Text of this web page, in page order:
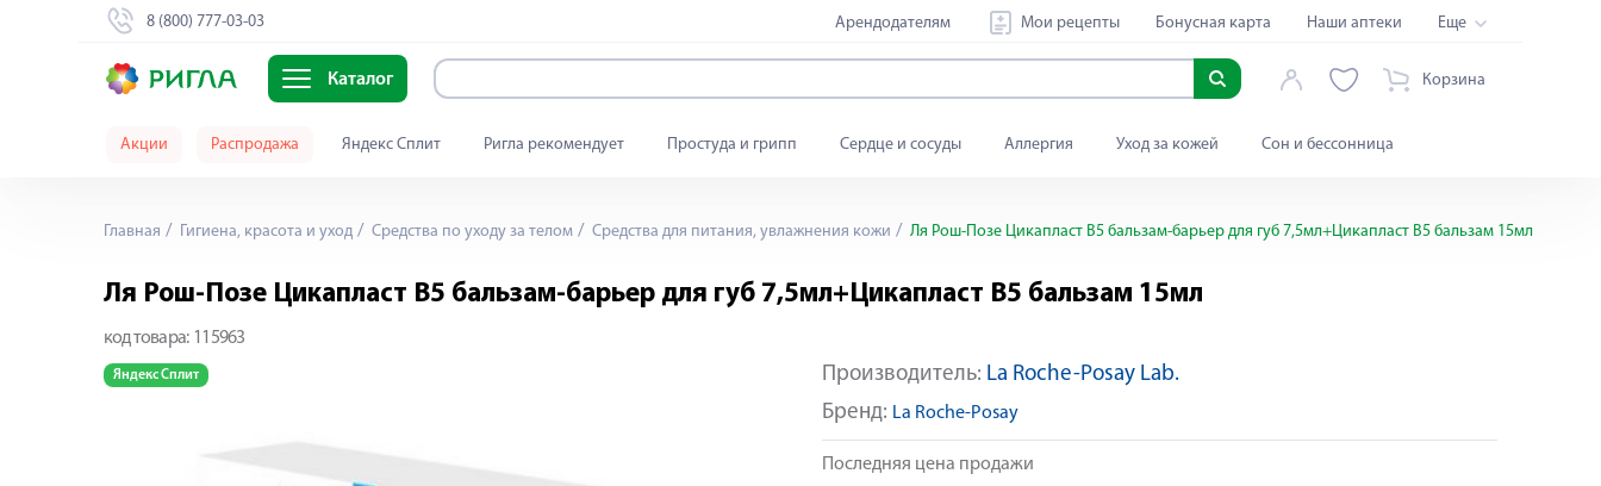
8 (800) 777-03-03 Арендодателям Мои рецепты Бонусная карта Наши аптеки Еще
Каталог Корзина
Акции Распродажа Яндекс Сплит Ригла рекомендует Простуда и грипп Сердце и сосуды Аллергия Уход за кожей Сон и бессонница
Главная Гигиена, красота и уход Средства по уходу за телом Средства для питания, увлажнения кожи Ля Рош-Позе Цикапласт В5 бальзам-барьер для губ 7,5мл+Цикапласт В5 бальзам 15мл
Ля Рош-Позе Цикапласт В5 бальзам-барьер для губ 7,5мл+Цикапласт В5 бальзам 15мл
код товара: 115963
Яндекс Сплит Производитель: La Roche-Posay Lab.
Бренд: La Roche-Posay
Последняя цена продажи